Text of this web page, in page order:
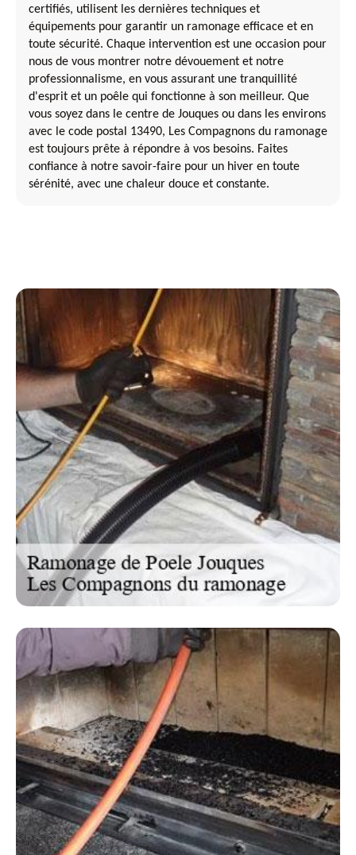
certifiés, utilisent les dernières techniques et
équipements pour garantir un ramonage efficace et en
toute sécurité. Chaque intervention est une occasion pour
nous de vous montrer notre dévouement et notre
professionnalisme, en vous assurant une tranquillité
d'esprit et un poêle qui fonctionne à son meilleur. Que
vous soyez dans le centre de Jouques ou dans les environs
avec le code postal 13490, Les Compagnons du ramonage
est toujours prête à répondre à vos besoins. Faites
confiance à notre savoir-faire pour un hiver en toute
sérénité, avec une chaleur douce et constante.